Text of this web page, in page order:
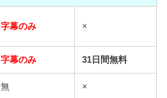
字幕のみ ×
字幕のみ 31日間無料
無 ×